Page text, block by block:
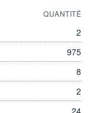
QUANTITÉ
2
975
8
2
24